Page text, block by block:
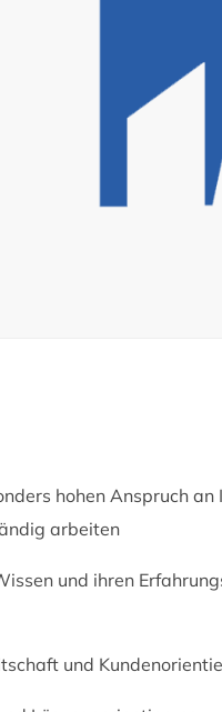
hohen Anspruch an
arbeiten
und ihren
und